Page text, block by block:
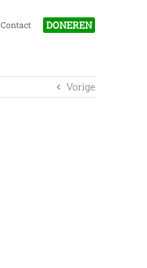
Contact DONEREN
Vorige